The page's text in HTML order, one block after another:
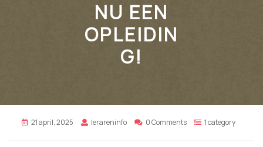
NU EEN
OPLEIDIN
G!
21 april, 2025 lerareninfo 0 Comments 1 category